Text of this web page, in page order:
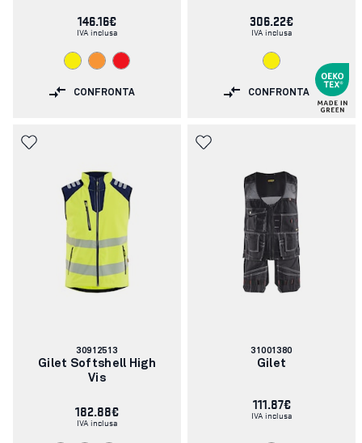
146.16€
IVA inclusa
CONFRONTA
306.22€
IVA inclusa
CONFRONTA
Codice
articolo:
30912513
Gilet Softshell High
Vis
182.88€
IVA inclusa
Codice
articolo:
31001380
Gilet
111.87€
IVA inclusa